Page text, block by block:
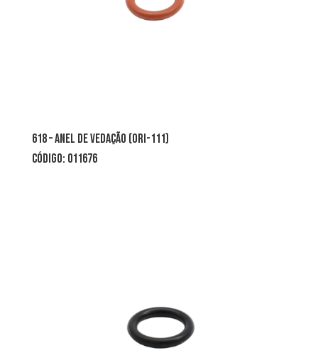
618 – anel de vedação (ori-111)
CÓDIGO: 011676